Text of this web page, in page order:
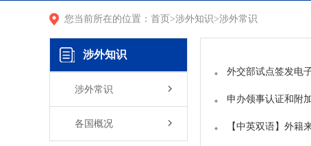
您当前所在的位置： 首页 >涉外知识>涉外常识
涉外知识
涉外常识
各国概况
外交部试点签发电
申办领事认证和附
【中英双语】外籍